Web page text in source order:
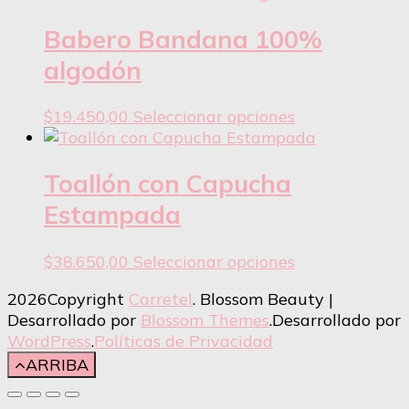
varias
variantes.
pueden
producto
Babero Bandana 100%
algodón
$19.450,00 Seleccionar opciones
producto
elegir
en
Toallón con Capucha
Estampada
$38.650,00 Seleccionar opciones
tiene
varias
2026Copyright Carretel. Blossom Beauty |
Desarrollado por Blossom Themes.Desarrollado por
WordPress.Políticas de Privacidad
ARRIBA